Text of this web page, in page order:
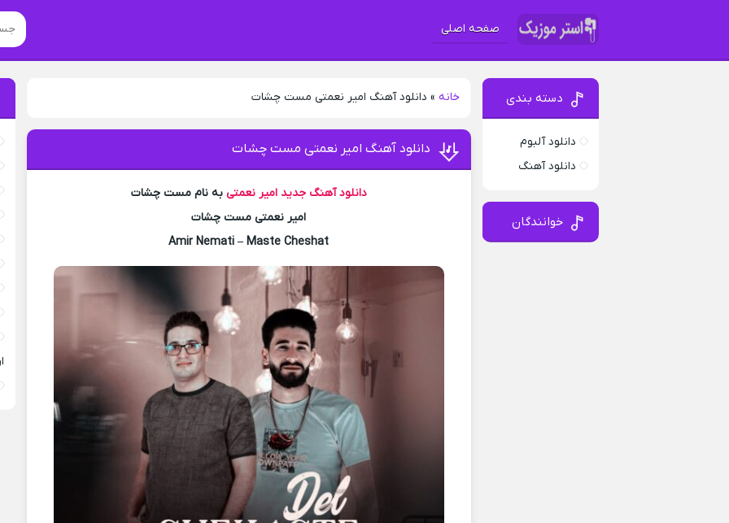
صفحه اصلی
خانه » دانلود آهنگ امیر نعمتی مست چشات
دانلود آهنگ امیر نعمتی مست چشات
دانلود آهنگ جدید امیر نعمتی به نام مست چشات
امیر نعمتی مست چشات
Amir Nemati – Maste Cheshat
دسته بندی
دانلود آلبوم
دانلود آهنگ
خوانندگان